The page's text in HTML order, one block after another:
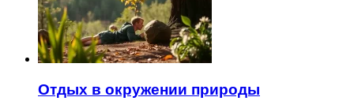
Отдых в окружении природы